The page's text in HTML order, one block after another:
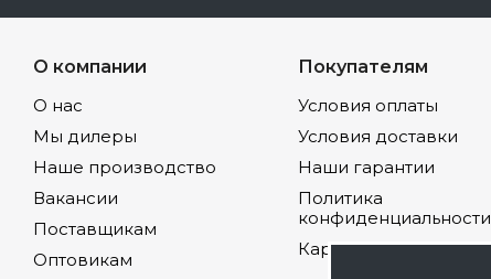
О компании
О нас
Мы дилеры
Наше производство
Вакансии
Поставщикам
Оптовикам
Покупателям
Условия оплаты
Условия доставки
Наши гарантии
Политика
конфиденциальности
Карта сайта